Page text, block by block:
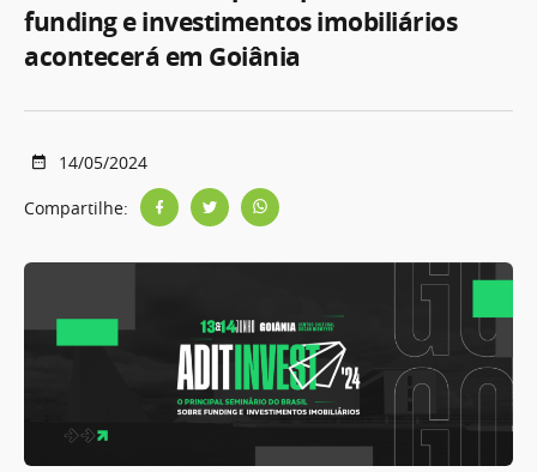
funding e investimentos imobiliários
acontecerá em Goiânia
14/05/2024
Compartilhe: